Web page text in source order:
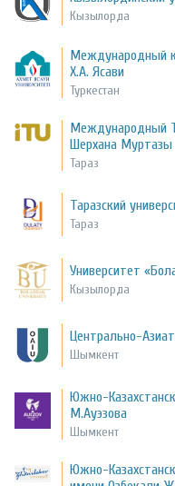
Кызылорда
Международный
Х.А. Ясави
Туркестан
Международный
Шерхана Муртазы
Тараз
Таразский
Тараз
Университет
Кызылорда
Центрально-
Шымкент
Южно-
М.Ауэзова
Шымкент
Южно-